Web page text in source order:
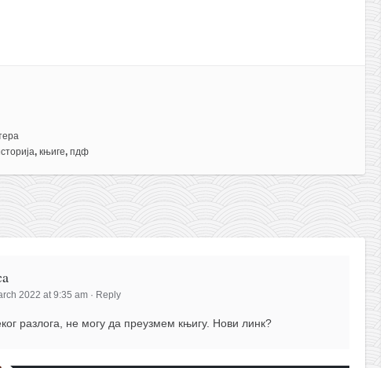
, књиге, пдф
2022 at 9:35 am · Reply
разлога, не могу да преузмем књигу. Нови линк?